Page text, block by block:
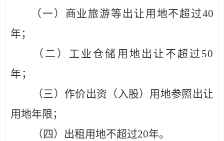
（ 一）商业旅游等出让用地不超过40
年；
（二）工业仓储用地出让不超过 50
年；
（三）作价出资（入股）用地参照出让
用地年限；
（四）出租用地不超过20年。